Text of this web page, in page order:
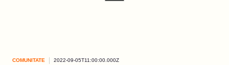
COMUNITATE 2022-09-05T11:00:00.000Z